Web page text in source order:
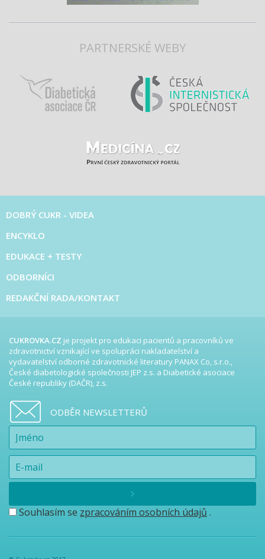
PARTNERSKÉ WEBY
DOBRÝ CUKR - VIDEA
ENCYKLO
EDUKACE + TESTY
ODBORNÍCI
REDAKČNÍ RADA/KONTAKT
CUKROVKA.CZ je projekt pro edukaci pacientů a pracovníků ve
zdravotnictví vznikající ve spolupráci nakladatelství a
vydavatelství odborné zdravotnické literatury PANAX Co, s.r.o.,
České diabetologické společnosti JEP z.s. a Diabetické asociace
České republiky (DAČR), z.s.
ODBĚR NEWSLETTERŮ
Souhlasím se zpracováním osobních údajů .